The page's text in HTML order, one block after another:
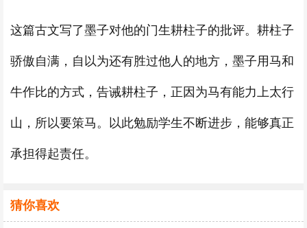
这篇古文写了墨子对他的门生耕柱子的批评。耕柱子
骄傲自满，自以为还有胜过他人的地方，墨子用马和
牛作比的方式，告诫耕柱子，正因为马有能力上太行
山，所以要策马。以此勉励学生不断进步，能够真正
承担得起责任。
猜你喜欢